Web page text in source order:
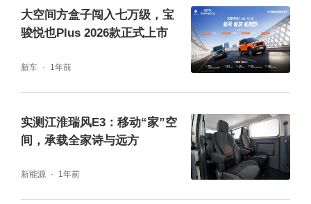
气味健康认证，为孩子、老人打造专属的健康
驾乘环境。
（二）车身安全：筑牢 “移动防护舱”
车身采用 “笼式超高强度结构车身”，70.8% 车
身应用高强钢，19.1% 为热成型钢，关键乘员
舱区域更是使用 1500MPa 超高强度钢板（强
度相当于潜水艇外壳），配合高强度一体式激
大空间方盒子闯入七万级，宝
骏悦也Plus 2026款正式上市
新车 1年前
实测江淮瑞风E3：移动“家”空
间，承载全家诗与远方
新能源 1年前